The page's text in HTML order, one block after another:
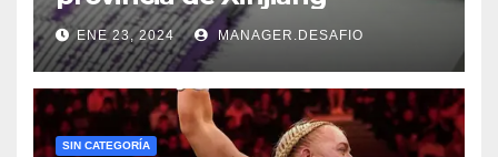
ENE 23, 2024 MANAGER.DESAFIO
SIN CATEGORÍA